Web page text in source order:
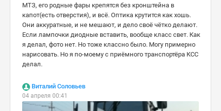
МТЗ, его родные фары крепятся без кронштейна в
капот(есть отверстия), и всё. Оптика крутится как хошь.
Они аккуратные, и не мешают, и дело своё чётко делают.
Если лампочки диодные вставить, вообще класс свет. Как
я делал, фото нет. Но тоже классно было. Могу примерно
нарисовать. Но я по-моему с приёмного транспортёра КСС
делал.
Виталий Соловьев
04 апреля 00:41